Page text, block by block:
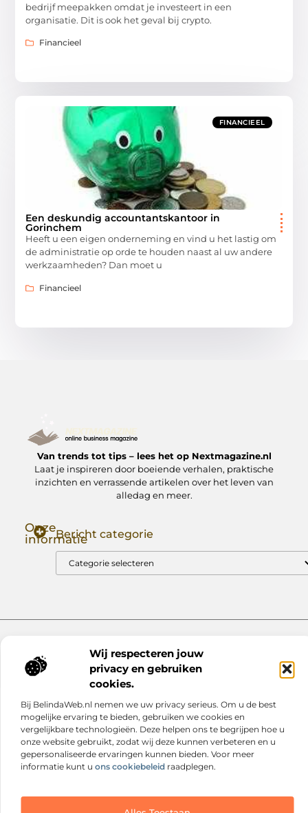
Wij respecteren jouw
privacy en gebruiken
cookies.
Bij BelindaWeb.nl nemen we uw privacy serieus. Om u de best
mogelijke ervaring te bieden, gebruiken we cookies en
vergelijkbare technologieën. Deze helpen ons te begrijpen hoe u
onze website gebruikt, zodat wij deze kunnen verbeteren en u
gepersonaliseerde ervaringen kunnen bieden. Voor meer
informatie kunt u ons cookiebeleid raadplegen.
bedrijf meepakken omdat je investeert in een
organisatie. Dit is ook het geval bij crypto.
Financieel
FINANCIEEL
Een deskundig accountantskantoor in
Gorinchem
Heeft u een eigen onderneming en vind u het lastig om
de administratie op orde te houden naast al uw andere
werkzaamheden? Dan moet u
Financieel
Van trends tot tips – lees het op Nextmagazine.nl
Laat je inspireren door boeiende verhalen, praktische
inzichten en verrassende artikelen over het leven van
alledag en meer.
Onze
informatieBericht categorie
@2025 www.nextmagazine.nl. All Right Reserved.